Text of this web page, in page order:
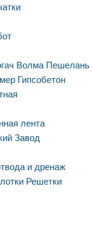
Волма Пешелань
Гипсобетон
лента
Завод
и дренаж
Решетки